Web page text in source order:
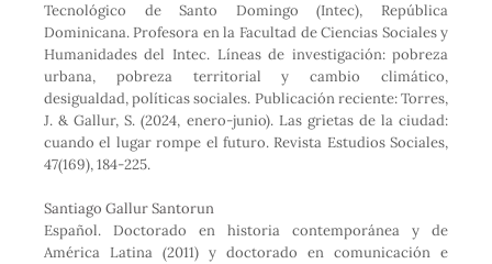
Tecnológico de Santo Domingo (Intec), República
Dominicana. Profesora en la Facultad de Ciencias Sociales y
Humanidades del Intec. Líneas de investigación: pobreza
urbana, pobreza territorial y cambio climático,
desigualdad, políticas sociales. Publicación reciente: Torres,
J. & Gallur, S. (2024, enero-junio). Las grietas de la ciudad:
cuando el lugar rompe el futuro. Revista Estudios Sociales,
47(169), 184-225.
Santiago Gallur Santorun
Español. Doctorado en historia contemporánea y de
América Latina (2011) y doctorado en comunicación e